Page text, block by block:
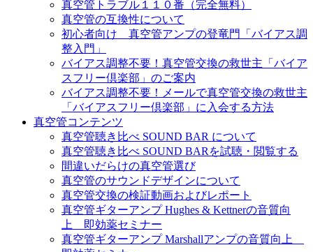
真空管トラブル１１０番（完全無料）
真空管の互換性について
初心者向け 真空管アンプの登竜門「バイアス調
整入門」
バイアス調整不要！真空管交換の救世主「バイア
スフリー倶楽部」のご案内
バイアス調整不要！メールで真空管交換の救世主
「バイアスフリー倶楽部」に入会する方法
真空管コンテンツ
真空管聴き比べ SOUND BAR について
真空管聴き比べ SOUND BARを試聴・閲覧する
間違いだらけの真空管選び
真空管のサウンドデザインについて
真空管交換の検証動画およびレポート
真空管ギターアンプ Hughes & Kettnerの音質向
上 即効薬セミナー
真空管ギターアンプ Marshallアンプの音質向上